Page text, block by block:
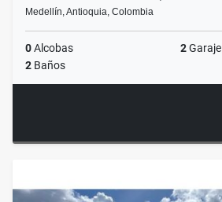
Medellín, Antioquia, Colombia
0Alcobas 2Garaje
2 Baños